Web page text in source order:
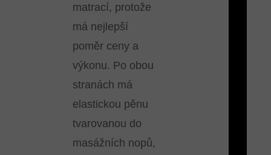
matrací, protože
má nejlepší
poměr ceny a
výkonu. Po obou
stranách má
elastickou pěnu
tvarovanou do
masážních nopů,